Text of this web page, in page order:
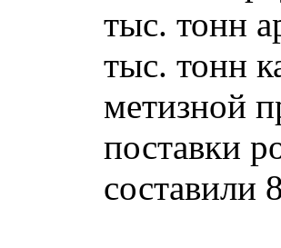
тыс. тонн
тыс. тонн
метизной
поставки
составили